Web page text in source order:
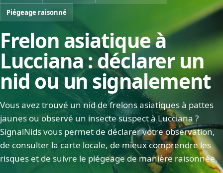
Piégeage raisonné
Frelon asiatique à
Lucciana : déclarer un
nid ou un signalement
Vous avez trouvé un nid de frelons asiatiques à pattes
jaunes ou observé un insecte suspect à Lucciana ?
SignalNids vous permet de déclarer votre observation,
de consulter la carte locale, de mieux comprendre les
risques et de suivre le piégeage de manière raisonnée.